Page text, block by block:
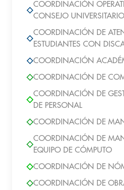
COORDINACIÓN
CONSEJO UNIVERSITARIO
COORDINACIÓN DE
ESTUDIANTES CON
COORDINACIÓN
COORDINACIÓN DE
COORDINACIÓN DE
DE PERSONAL
COORDINACIÓN DE
COORDINACIÓN DE
EQUIPO DE CÓMPUTO
COORDINACIÓN DE
COORDINACIÓN DE